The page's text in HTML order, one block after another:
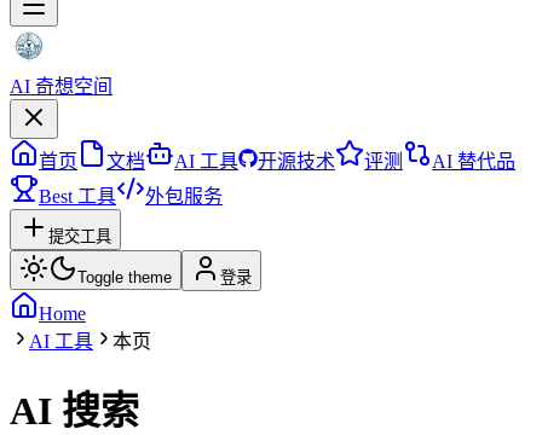
AI 奇想空间
首页 文档 AI 工具 开源技术 评测
AI 替代品
Best 工具
外包服务
提交工具
Toggle theme 登录
Home
AI 工具
本页
AI 搜索